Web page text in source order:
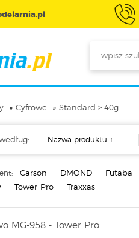
Cyfrowe Standard > 40g
Carson DMOND Futaba
Tower-Pro Traxxas
MG-958 - Tower Pro